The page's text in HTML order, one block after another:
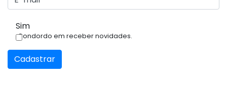
Sim
Condordo em receber novidades.
Cadastrar